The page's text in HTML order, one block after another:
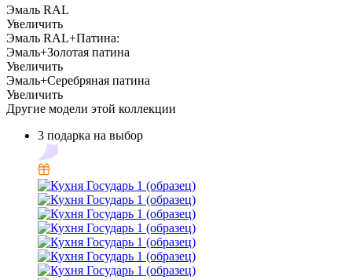
Эмаль RAL
Увеличить
Эмаль RAL+Патина:
Эмаль+Золотая патина
Увеличить
Эмаль+Серебряная патина
Увеличить
Другие модели этой коллекции
3 подарка на выбор